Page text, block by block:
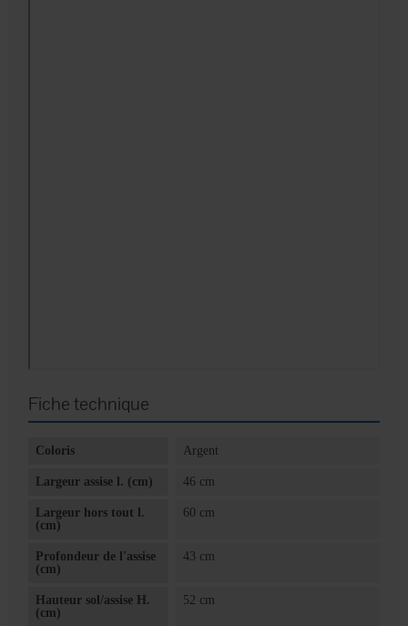
Fiche technique
Coloris Argent
Largeur assise l. (cm) 46 cm
Largeur hors tout l.
(cm)
60 cm
Profondeur de l'assise
(cm)
43 cm
Hauteur sol/assise H.
(cm)
52 cm